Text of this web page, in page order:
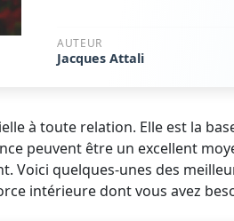
AUTEUR
Jacques Attali
à toute relation. Elle est la
peuvent être un excellent
Voici quelques-unes des
intérieure dont vous avez